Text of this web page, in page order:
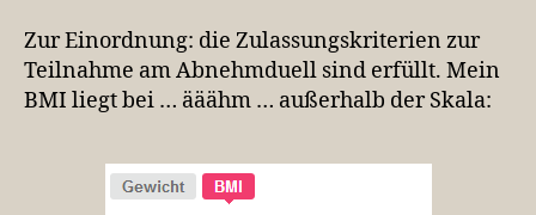
Zur Einordnung: die Zulassungskriterien zur
Teilnahme am Abnehmduell sind erfüllt. Mein
BMI liegt bei … ääähm … außerhalb der Skala: